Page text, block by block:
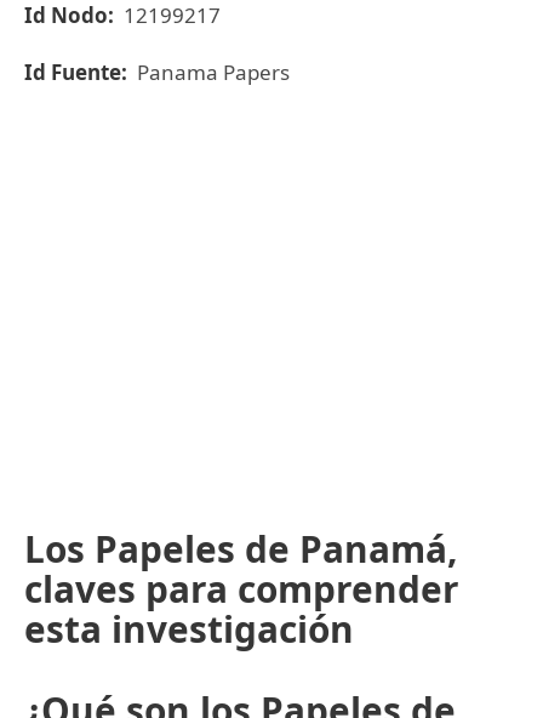
Id Nodo: 12199217
Id Fuente: Panama Papers
Los Papeles de Panamá,
claves para comprender
esta investigación